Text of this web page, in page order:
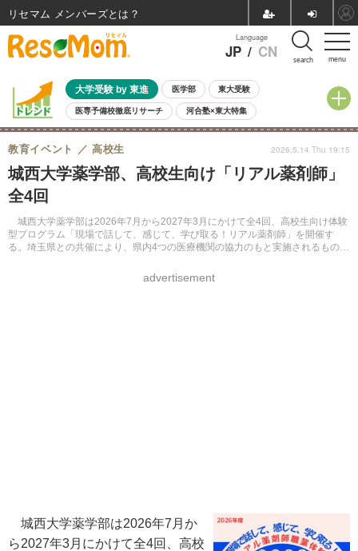
menu
Language
JP / CN search
大学受験 by 東進 医学部 東大受験
医専予備校徹底リサーチ 河合塾×東大特集
親子で考える大学選び 高校受験 中学受験 小学校受験
共通テスト 夏休み
8月開催イベント・WS 全国公立高校 過去問 人気記事
自由研究教材（小学生向け）
城西大学薬学部、高校生向け「リアル薬剤師」
全4回
城西大学薬学部は2026年7月から2027年3月にかけて全4回、高校生向け体験
型プログラム「現場で話して、感じて、学び取る！リアル薬剤師」を開催す
る。埼玉県との共催により、県内4つの医療機関の協力のもと実施されるもの
教育イベント 高校生
advertisement
2026.5.14 Thu 19:15
城西大学薬学部は2026年7月か
ら2027年3月にかけて全4回、高校
リセマム メンバーズ